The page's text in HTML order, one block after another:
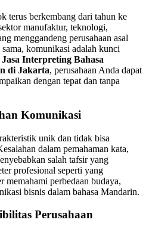
terus berkembang dari tahun ke
manufaktur, teknologi,
menggandeng perusahaan asal
komunikasi adalah kunci
Jasa Interpreting Bahasa
di Jakarta, perusahaan Anda dapat
dengan tepat dan tanpa
Komunikasi
unik dan tidak bisa
dalam pemahaman kata,
salah tafsir yang
profesional seperti yang
memahami perbedaan budaya,
bisnis dalam bahasa Mandarin.
Perusahaan